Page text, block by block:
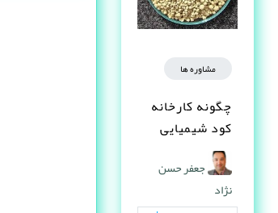
مشاوره ها
چگونه کارخانه
کود شیمیایی
تاسیس کنم ؟
جعفر حسن
نژاد